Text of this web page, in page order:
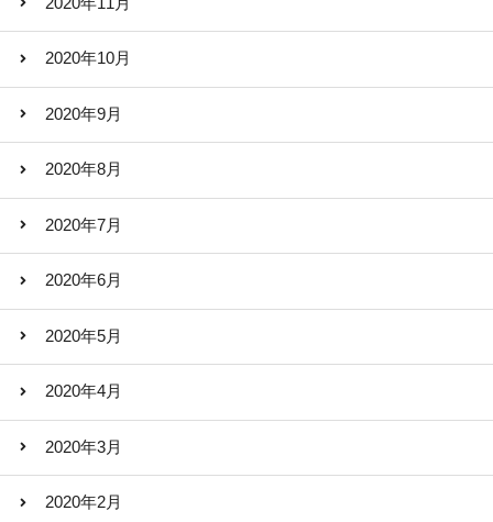
2020年10月
2020年9月
2020年8月
2020年7月
2020年6月
2020年5月
2020年4月
2020年3月
2020年2月